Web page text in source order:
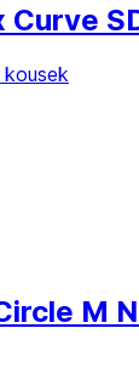
Curve S
M